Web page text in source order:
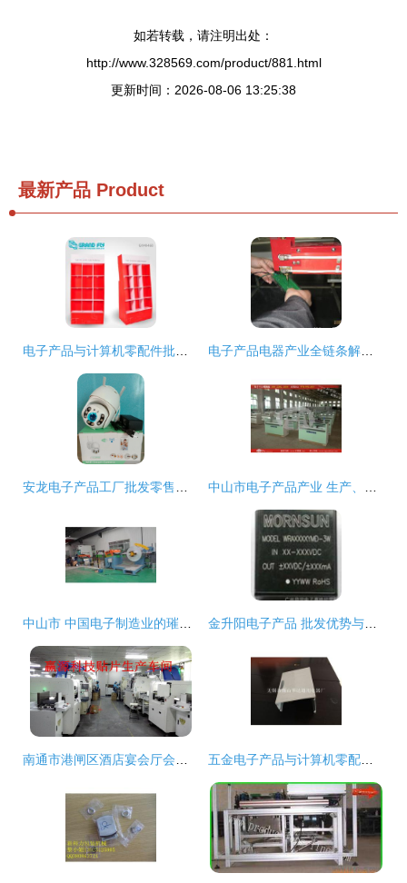
如若转载，请注明出处：
http://www.328569.com/product/881.html
更新时间：2026-08-06 13:25:38
最新产品 Product